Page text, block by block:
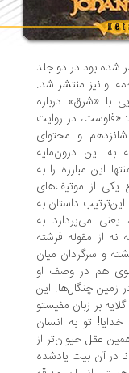
در دو جلد
منتشر شد.
درباره
در روایت
و محتوای
درون‌مایه
را به
موتیف‌های
داستان به
به
فرشته
میان
در وصف او
این
زبان مفیستو
به انسان
حیوان‌تر از
بیت یاد‌شده